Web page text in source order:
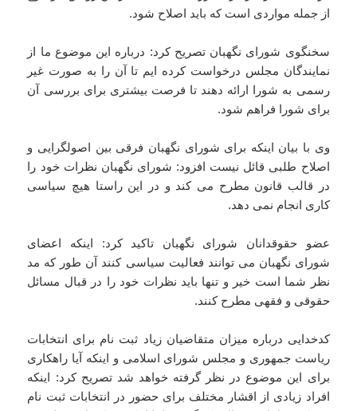
از جمله مواردی است که باید اصلاح شود.
سخنگوی شورای نگهبان تصریح کرد: درباره این موضوع ما از
نمایندگان مجلس درخواست کرده ایم تا آن را به صورت غیر
رسمی به شورا ارائه دهند تا فرصت بیشتری برای بررسی آن
برای شورا فراهم شود.
وی با بیان اینکه برای شورای نگهبان فرقی بین اصولگرایی و
اصلاح طلبی قائل نیست افزود: شورای نگهبان نظرات خود را
در قالب قانون مطرح می کند و در این راستا هیچ سیاسی
کاری انجام نمی دهد.
عضو حقوقدانان شورای نگهبان تاکید کرد: اینکه اعضای
شورای نگهبان می توانند فعالیت سیاسی کنند آن طور که مد
نظر شما است خیر و تنها باید نظرات خود را در قبال مسائل
حقوقی و فقهی مطرح کنند.
کدخدایی درباره میزان متقاضیان زیاد ثبت نام برای انتخابات
ریاست جمهوری و مجلس شورای اسلامی و اینکه آیا راهکاری
برای این موضوع در نظر گرفته خواهد شد تصریح کرد: اینکه
افراد زیادی از اقشار مختلف برای حضور در انتخابات ثبت نام